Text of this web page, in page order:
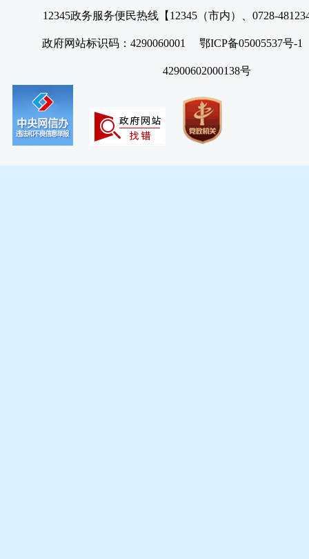
12345政务服务便民热线【12345（市内）、0728-
政府网站标识码：4290060001 鄂ICP备05005537号
42900602000138号